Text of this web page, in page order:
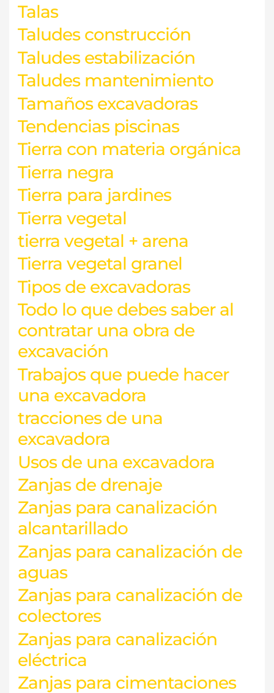
Talas
Taludes construcción
Taludes estabilización
Taludes mantenimiento
Tamaños excavadoras
Tendencias piscinas
Tierra con materia orgánica
Tierra negra
Tierra para jardines
Tierra vegetal
tierra vegetal + arena
Tierra vegetal granel
Tipos de excavadoras
Todo lo que debes saber al
contratar una obra de
excavación
Trabajos que puede hacer
una excavadora
tracciones de una
excavadora
Usos de una excavadora
Zanjas de drenaje
Zanjas para canalización
alcantarillado
Zanjas para canalización de
aguas
Zanjas para canalización de
colectores
Zanjas para canalización
eléctrica
Zanjas para cimentaciones